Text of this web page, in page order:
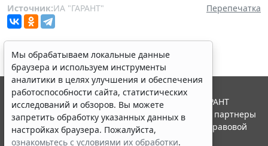
Источник:ИА "ГАРАНТ" Перепечатка
Мы обрабатываем локальные данные
браузера и используем инструменты
аналитики в целях улучшения и обеспечения
работоспособности сайта, статистических
исследований и обзоров. Вы можете
запретить обработку указанных данных в
настройках браузера. Пожалуйста,
ознакомьтесь с условиями их обработки.
© ООО "НПП "ГАРАНТ-СЕРВИС", 2026. Система ГАРАНТ
выпускается с 1990 года. Компания "Гарант" и ее партнеры
являются участниками Российской ассоциации правовой
информации ГАРАНТ.